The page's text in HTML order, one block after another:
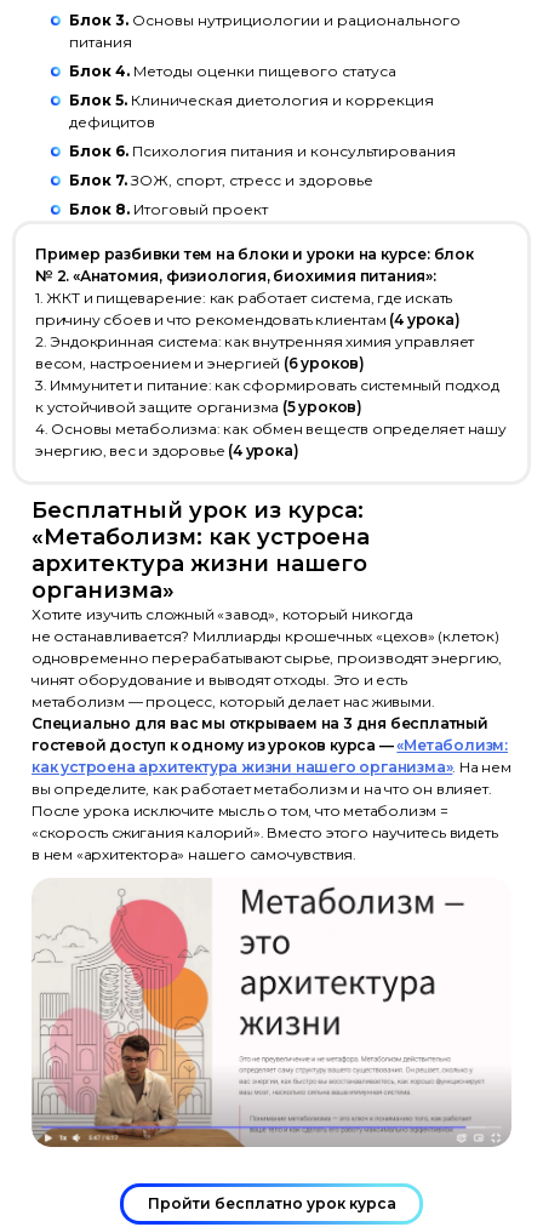
Блок 3. Основы нутрициологии и рационального
питания
Блок 4. Методы оценки пищевого статуса
Блок 5. Клиническая диетология и коррекция
дефицитов
Блок 6. Психология питания и консультирования
Блок 7.ЗОЖ, спорт, стресс и здоровье
Блок 8. Итоговый проект
Пример разбивки тем на блоки и уроки на курсе: блок
№ 2. «Анатомия, физиология, биохимия питания»:
1. ЖКТ и пищеварение: как работает система, где искать
причину сбоев и что рекомендовать клиентам (4 урока)
2. Эндокринная система: как внутренняя химия управляет
весом, настроением и энергией (6 уроков)
3. Иммунитет и питание: как сформировать системный подход
к устойчивой защите организма (5 уроков)
4. Основы метаболизма: как обмен веществ определяет нашу
энергию, вес и здоровье (4 урока)
Бесплатный урок из курса:
«Метаболизм: как устроена
архитектура жизни нашего
организма»
Хотите изучить сложный «завод», который никогда
не останавливается? Миллиарды крошечных «цехов» (клеток)
одновременно перерабатывают сырье, производят энергию,
чинят оборудование и выводят отходы. Это и есть
метаболизм — процесс, который делает нас живыми.
Специально для вас мы открываем на 3 дня бесплатный
гостевой доступ к одному из уроков курса —«Метаболизм:
как устроена архитектура жизни нашего организма». На нем
вы определите, как работает метаболизм и на что он влияет.
После урока исключите мысль о том, что метаболизм =
«скорость сжигания калорий». Вместо этого научитесь видеть
в нем «архитектора» нашего самочувствия.
Пройти бесплатно урок курса